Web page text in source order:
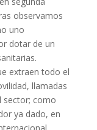
observamos
uno
dotar de un
extraen todo el
llamadas
sector; como
ya dado, en